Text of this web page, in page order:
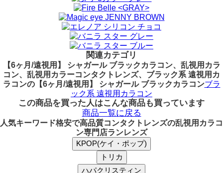
関連カテゴリ
【6ヶ月/遠視用】 シャガール ブラックカラコン、乱視用カラ
コン、乱視用カラーコンタクトレンズ、ブラック系 遠視用カ
ラコンの【6ヶ月/遠視用】 シャガール ブラックカラコンブラ
ック系 遠視用カラコン
この商品を買った人はこんな商品も買っています
商品一覧に戻る
人気キーワード格安で高品質コンタクトレンズの乱視用カラコ
ン専門店ランレンズ